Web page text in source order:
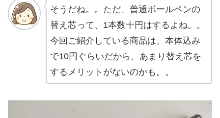
そうだね。。ただ、普通ボールペンの
替え芯って、1本数十円はするよね。。
今回ご紹介している商品は、本体込み
で10円ぐらいだから、あまり替え芯を
するメリットがないのかも。。